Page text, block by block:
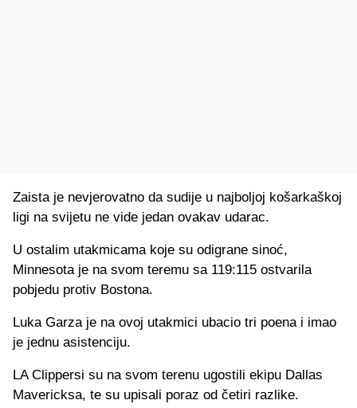
Zaista je nevjerovatno da sudije u najboljoj košarkaškoj
ligi na svijetu ne vide jedan ovakav udarac.
U ostalim utakmicama koje su odigrane sinoć,
Minnesota je na svom teremu sa 119:115 ostvarila
pobjedu protiv Bostona.
Luka Garza je na ovoj utakmici ubacio tri poena i imao
je jednu asistenciju.
LA Clippersi su na svom terenu ugostili ekipu Dallas
Mavericksa, te su upisali poraz od četiri razlike.